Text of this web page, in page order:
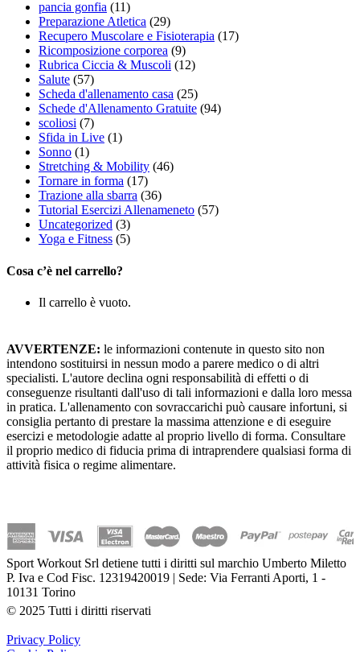
pancia gonfia (11)
Preparazione Atletica (29)
Recupero Muscolare e Fisioterapia (17)
Ricomposizione corporea (9)
Rubrica Ciccia & Muscoli (12)
Salute (57)
Scheda d'allenamento casa (25)
Schede d'Allenamento Gratuite (94)
scoliosi (7)
Sfida in Live (1)
Sonno (1)
Stretching & Mobility (46)
Tornare in forma (17)
Trazione alla sbarra (36)
Tutorial Esercizi Allenameneto (57)
Uncategorized (3)
Yoga e Fitness (5)
Cosa c’è nel carrello?
Il carrello è vuoto.
AVVERTENZE: le informazioni contenute in questo sito non
intendono sostituirsi in nessun modo a parere medico o di altri
specialisti. L'autore declina ogni responsabilità di effetti o di
conseguenze risultanti dall'uso di tali informazioni e dalla loro messa
in pratica. L'allenamento con sovraccarichi può causare infortuni, si
consiglia pertanto di prestare la massima attenzione e di eseguire
esercizi e metodologie adatte al proprio livello di forma. Consultare
il proprio medico di fiducia prima di intraprendere qualsiasi forma di
attività fisica o regime alimentare.
Sport Workout Srl detiene tutti i diritti sul marchio Umberto Miletto
P. Iva e Cod Fisc. 12319420019 | Sede: Via Ferranti Aporti, 1 -
10131 Torino
© 2025 Tutti i diritti riservati
Privacy Policy